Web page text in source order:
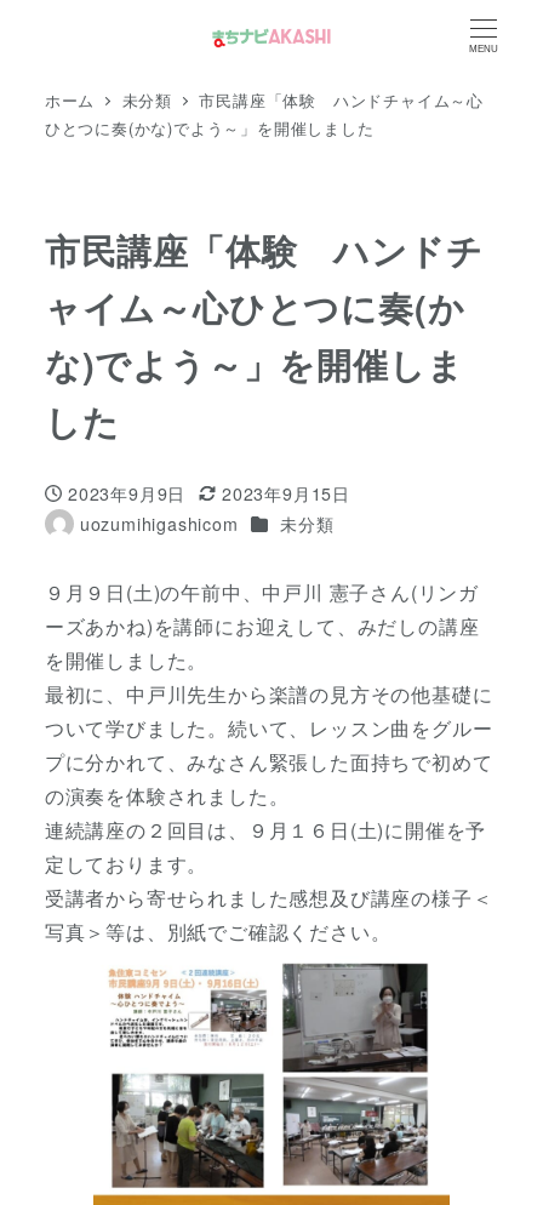
MENU
ホーム 未分類
市民講座「体験 ハンドチャイム～心
ひとつに奏(かな)でよう～」を開催しました
市民講座「体験 ハンドチ
ャイム～心ひとつに奏(か
な)でよう～」を開催しま
した
投稿日
2023年9月9日
更新日
2023年9月15日
著
uozumihigashicom カテゴリー
未分類
９月９日(土)の午前中、中戸川 憲子さん(リンガ
ーズあかね)を講師にお迎えして、みだしの講座
を開催しました。
最初に、中戸川先生から楽譜の見方その他基礎に
ついて学びました。続いて、レッスン曲をグルー
プに分かれて、みなさん緊張した面持ちで初めて
の演奏を体験されました。
連続講座の２回目は、９月１６日(土)に開催を予
定しております。
受講者から寄せられました感想及び講座の様子＜
写真＞等は、別紙でご確認ください。